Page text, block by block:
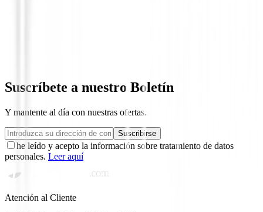
Suscríbete a nuestro Boletín
Y mantente al día con nuestras ofertas.
Suscribirse
he leído y acepto la información sobre tratamiento de datos
personales. Leer aquí
Atención al Cliente